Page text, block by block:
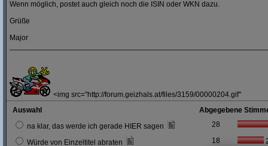
Wenn möglich, postet auch gleich noch die ISIN oder WKN dazu.
Grüße
Major
<img src="http://forum.geizhals.at/files/3159/00000204.gif"
Auswahl
Abgegebene
na klar, das werde ich gerade HIER sagen
28
Würde von Einzeltitel abraten 18